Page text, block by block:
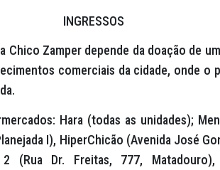
INGRESSOS
Chico Zamper depende da doação de
comerciais da cidade, onde o
Hara (todas as unidades);
I), HiperChicão (Avenida José
(Rua Dr. Freitas, 777, Matadouro),